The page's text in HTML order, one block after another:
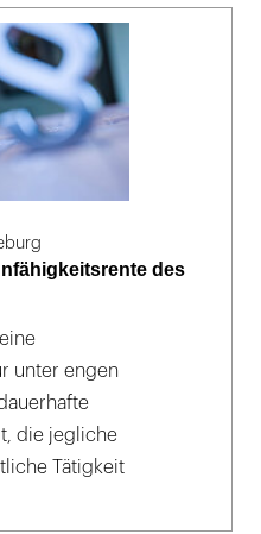
des
unter engen
die jegliche
Tätigkeit